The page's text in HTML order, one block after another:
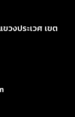
วงประเวศ เขต